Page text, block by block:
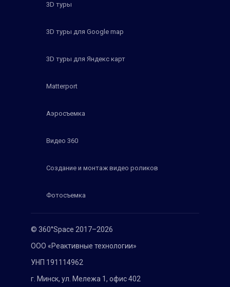
© 360°Space 2017–2026
ООО «Реактивные технологии»
УНП 191114962
г. Минск, ул. Мележа 1, офис 402
3D туры
3D туры для Google map
3D туры для Яндекс карт
Matterport
Аэросъемка
Видео 360
Создание и монтаж видео роликов
Фотосъемка